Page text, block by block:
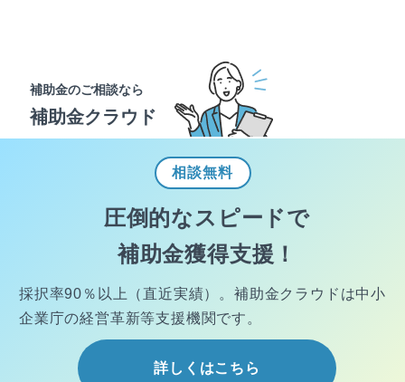
補助金のご相談なら
補助金クラウド
相談無料
圧倒的なスピードで
補助金獲得支援！
採択率90％以上（直近実績）。 補助金クラウドは中小
企業庁の経営革新等支援機関です。
詳しくはこちら